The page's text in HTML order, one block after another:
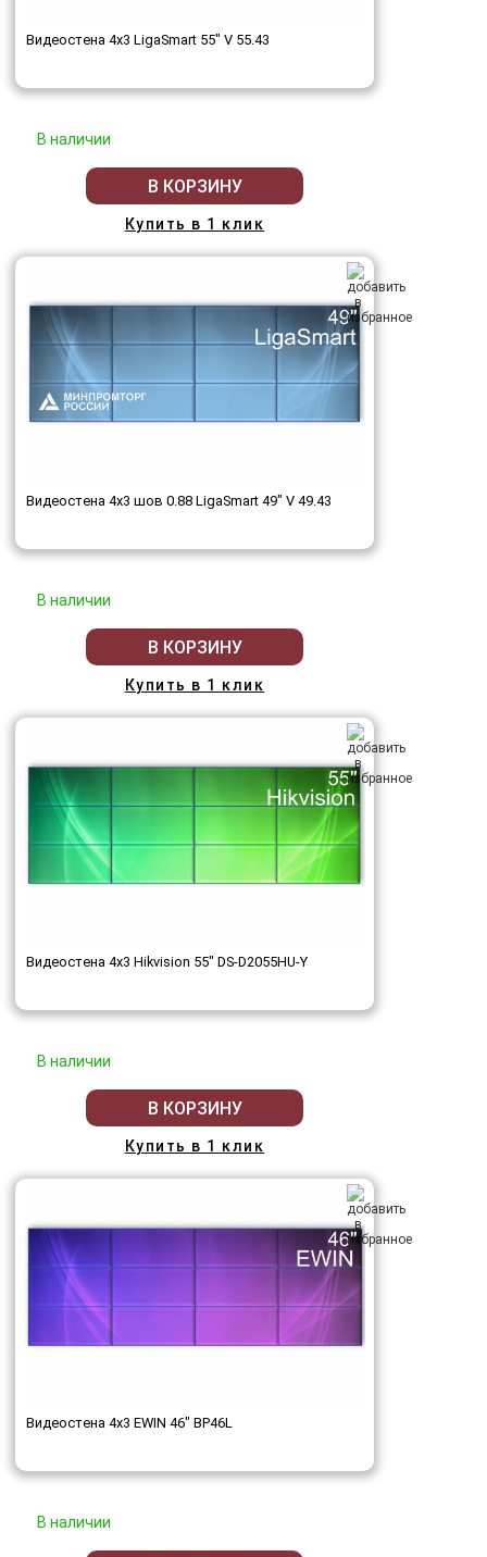
Видеостена 4x3 LigaSmart 55" V 55.43
В наличии
В КОРЗИНУ
Купить в 1 клик
Видеостена 4x3 шов 0.88 LigaSmart 49" V 49.43
В наличии
В КОРЗИНУ
Купить в 1 клик
Видеостена 4x3 Hikvision 55" DS-D2055HU-Y
В наличии
В КОРЗИНУ
Купить в 1 клик
Видеостена 4x3 EWIN 46" BP46L
В наличии